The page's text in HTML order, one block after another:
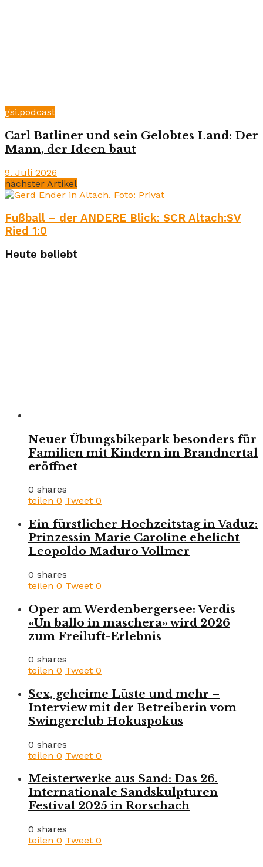
gsi.podcast
Carl Batliner und sein Gelobtes Land: Der
Mann, der Ideen baut
9. Juli 2026
nächster Artikel
Fußball – der ANDERE Blick: SCR Altach:SV
Ried 1:0
Heute beliebt
Neuer Übungsbikepark besonders für
Familien mit Kindern im Brandnertal
eröffnet
0 shares
teilen 0 Tweet 0
Ein fürstlicher Hochzeitstag in Vaduz:
Prinzessin Marie Caroline ehelicht
Leopoldo Maduro Vollmer
0 shares
teilen 0 Tweet 0
Oper am Werdenbergersee: Verdis
«Un ballo in maschera» wird 2026
zum Freiluft-Erlebnis
0 shares
teilen 0 Tweet 0
Sex, geheime Lüste und mehr –
Interview mit der Betreiberin vom
Swingerclub Hokuspokus
0 shares
teilen 0 Tweet 0
Meisterwerke aus Sand: Das 26.
Internationale Sandskulpturen
Festival 2025 in Rorschach
0 shares
teilen 0 Tweet 0